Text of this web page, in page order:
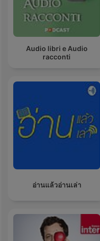
Audio libri e Audio
racconti
อ่านแล้วอ่านเล่า